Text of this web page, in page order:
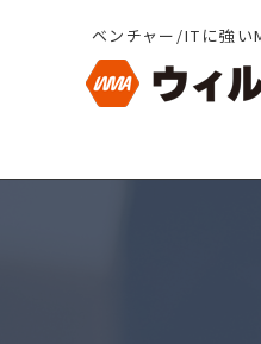
ベンチャー/ITに強い